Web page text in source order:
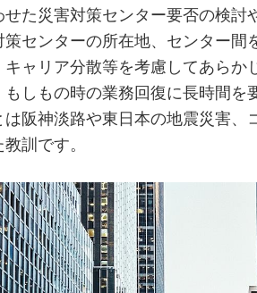
せた災害対策センター要否の検討
策センターの所在地、センター間
キャリア分散等を考慮してあらか
もしもの時の業務回復に長時間を
は阪神淡路や東日本の地震災害、
訓です。